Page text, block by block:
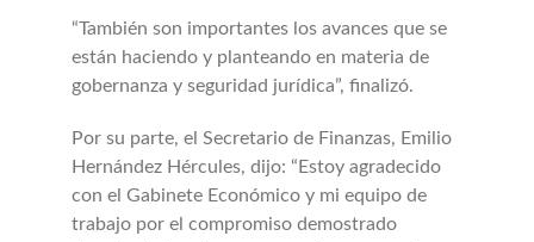
“También son importantes los avances que se
están haciendo y planteando en materia de
gobernanza y seguridad jurídica”, finalizó.
Por su parte, el Secretario de Finanzas, Emilio
Hernández Hércules, dijo: “Estoy agradecido
con el Gabinete Económico y mi equipo de
trabajo por el compromiso demostrado